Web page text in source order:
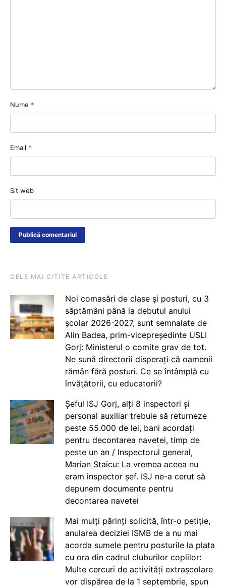
Nume *
Email *
Sit web
CELE MAI CITITE ARTICOLE
Noi comasări de clase și posturi, cu 3
săptămâni până la debutul anului
școlar 2026-2027, sunt semnalate de
Alin Badea, prim-vicepreședinte USLI
Gorj: Ministerul o comite grav de tot.
Ne sună directorii disperați că oamenii
rămân fără posturi. Ce se întâmplă cu
învățătorii, cu educatorii?
Șeful ISJ Gorj, alți 8 inspectori și
personal auxiliar trebuie să returneze
peste 55.000 de lei, bani acordați
pentru decontarea navetei, timp de
peste un an / Inspectorul general,
Marian Staicu: La vremea aceea nu
eram inspector șef. ISJ ne-a cerut să
depunem documente pentru
decontarea navetei
Mai mulți părinți solicită, într-o petiție,
anularea deciziei ISMB de a nu mai
acorda sumele pentru posturile la plata
cu ora din cadrul cluburilor copiilor:
Multe cercuri de activități extrașcolare
vor dispărea de la 1 septembrie, spun